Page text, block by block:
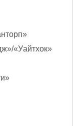
«Уайтхок»